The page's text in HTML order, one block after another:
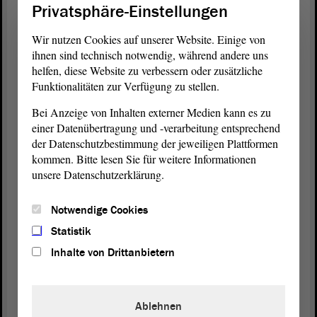
nur nützlich, sondern auch moralisch geboten.
Rückkehr zu alten Regelungen
„Das von der AfD Geforderte soll tief an unseren moralischen
Grundwerten rütteln“, stellte Wulf Gallert (DIE LINKE)fest. Die
Diskussion sei geprägt von Zynismus und Scheinheiligkeit. Gallert
sei nämlich längst geregelt, dass Straftäter und Gefährder keinen
subsidiären Schutz erhalten. Maximal 2 000 Menschen kämen
aufgrund des Familiennachzugs nach Sachsen-Anhalt, so Gallert.
Eine Frage der Menschlichkeit
denn er erleichtere das Ankommen und die Integration von
Geflüchteten, erklärte
GRÜNEN). „Wer sich um seine Liebsten existenzielle Sorgen macht,
Privatsphäre-Einstellungen
Wir nutzen Cookies auf unserer Website. Einige von
ihnen sind technisch notwendig, während andere uns
helfen, diese Website zu verbessern oder zusätzliche
Funktionalitäten zur Verfügung zu stellen.
Bei Anzeige von Inhalten externer Medien kann es zu
einer Datenübertragung und -verarbeitung entsprechend
der Datenschutzbestimmung der jeweiligen Plattformen
kommen. Bitte lesen Sie für weitere Informationen
unsere Datenschutzerklärung.
Notwendige Cookies
Statistik
Inhalte von Drittanbietern
Ablehnen